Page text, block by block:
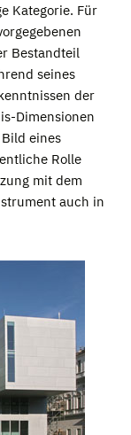
Kategorie. Für
Bestandteil
seines
der
Dimensionen
eines
Rolle
mit dem
auch in